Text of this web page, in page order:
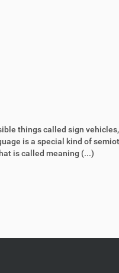
things called sign
is a special kind of
is called meaning (...)